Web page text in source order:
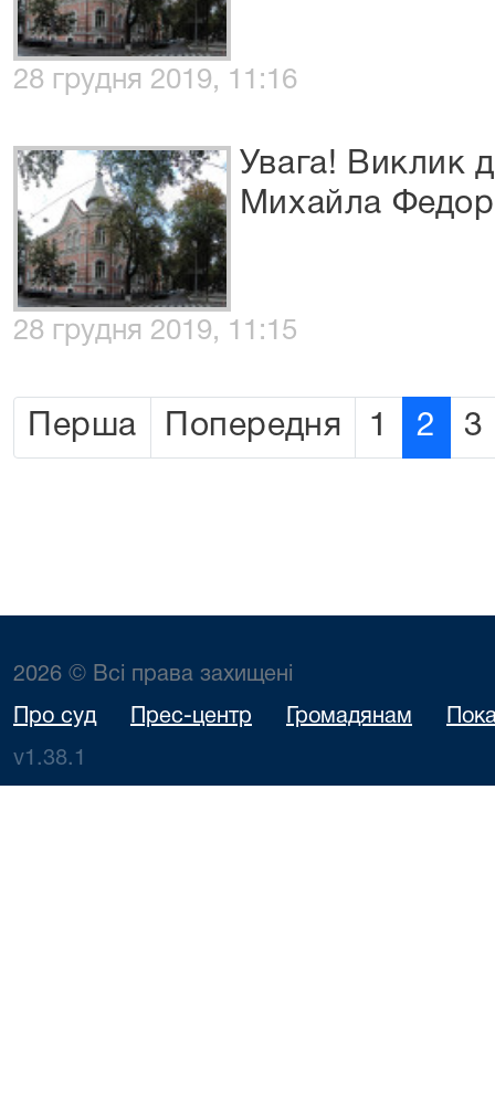
28 грудня 2019, 11:16
Увага! Виклик
Михайла
28 грудня 2019, 11:15
Перша Попередня 1 2 3
2026 © Всі права захищені
Про суд Прес-центр Громадянам
v1.38.1